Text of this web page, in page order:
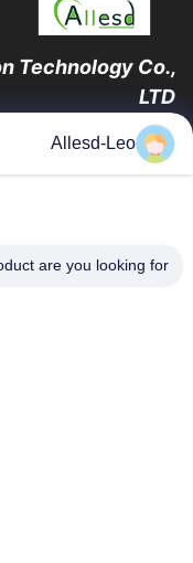
Technology Co.,
LTD
16 سال تجربه، به عنوان
صفحه اصلی
Allesd-Leo
are you looking for?